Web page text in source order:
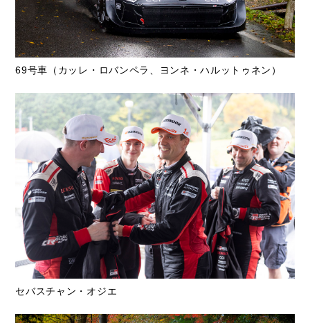
69号車（カッレ・ロバンペラ、ヨンネ・ハルットゥネン）
セバスチャン・オジエ